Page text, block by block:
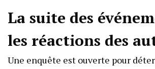
La suite des
les réactions des
Une enquête est ouverte pour